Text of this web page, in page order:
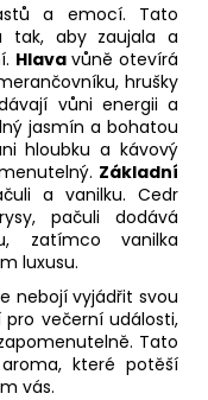
a emocí. Tato
tak, aby zaujala a
Hlavavůně otevírá
hrušky
vůni energii a
jasmín a bohatou
hloubku a kávový
Základní
a vanilku. Cedr
pačuli dodává
zatímco vanilka
luxusu.
nebojí vyjádřit svou
večerní události,
Tato
které potěší
vás.